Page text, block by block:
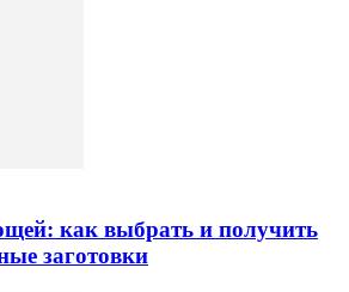
как выбрать и получить
заготовки